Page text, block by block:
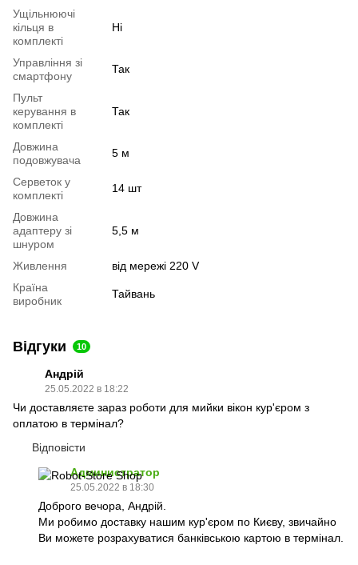
Ущільнюючі
кільця в
комплекті
Ні
Управління зі
смартфону
Так
Пульт
керування в
комплекті
Так
Довжина
подовжувача
5 м
Серветок у
комплекті
14 шт
Довжина
адаптеру зі
шнуром
5,5 м
Живлення
від мережі 220 V
Країна
виробник
Тайвань
Відгуки 10
Андрій
25.05.2022 в 18:22
Чи доставляєте зараз роботи для мийки вікон кур'єром з
оплатою в термінал?
Відповісти
Администратор
25.05.2022 в 18:30
Доброго вечора, Андрій.
Ми робимо доставку нашим кур'єром по Києву, звичайно
Ви можете розрахуватися банківською картою в термінал.